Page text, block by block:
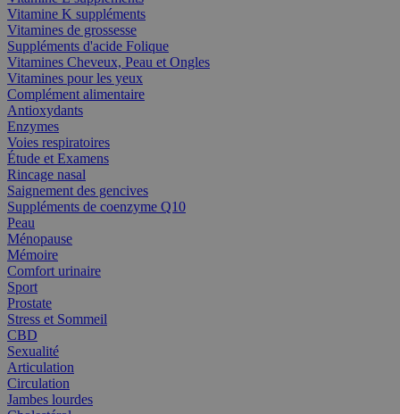
Vitamine K suppléments
Vitamines de grossesse
Suppléments d'acide Folique
Vitamines Cheveux, Peau et Ongles
Vitamines pour les yeux
Complément alimentaire
Antioxydants
Enzymes
Voies respiratoires
Étude et Examens
Rincage nasal
Saignement des gencives
Suppléments de coenzyme Q10
Peau
Ménopause
Mémoire
Comfort urinaire
Sport
Prostate
Stress et Sommeil
CBD
Sexualité
Articulation
Circulation
Jambes lourdes